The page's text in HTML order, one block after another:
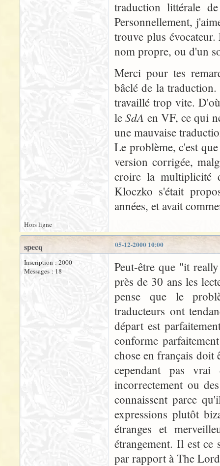
traduction littérale
Personnellement,
trouve plus
nom propre, ou d'un
Merci pour tes
bâclé de la
travaillé trop vite.
leSdA en VF, ce qui
une mauvaise
Le problème, c'est
version corrigée,
croire la multiplicité
Kloczko s'était
années, et avait
Hors ligne
05-12-2000 10:00
specq
Inscription : 2000
Messages : 18
Peut-être que "it
près de 30 ans les
pense que le
traducteurs ont
départ est
conforme
chose en français doit
cependant pas
incorrectement ou
connaissent parce
expressions plutôt
étranges et
étrangement. Il est ce
par rapport à The